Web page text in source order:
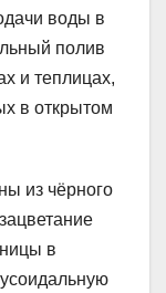
воды в
полив
и теплицах,
в открытом
из чёрного
в